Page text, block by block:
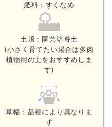
肥料：すくなめ
土壌：園芸培養土
(小さく育てたい場合は多肉
植物用の土をおすすめしま
す)
草幅：品種により異なりま
す